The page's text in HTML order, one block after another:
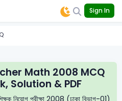
Sign In
Math 2008 MCQ
Solution & PDF
নিয়োগ পরীক্ষা 2008 (ঢাকা বিভাগ-01)